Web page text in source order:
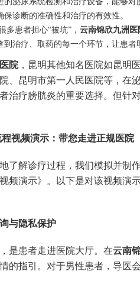
诊断的准确性和治疗的有效性。
多患者担心“被坑”， 云南锦欣九洲医
治疗、取药的每一个环节，让患者
院，昆明其他知名医院如昆明
、昆明市第一人民医院等，在
治疗膀胱炎的重要选择。但针
视频演示：带您走进正规医院
了解诊疗过程，我们模拟并制
频演示》。以下是对该视频演
与隐私保护
是患者走进医院大厅。在云南
的指引。对于男性患者，导医